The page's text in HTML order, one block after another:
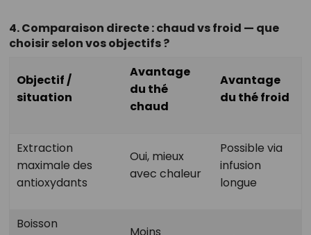
4. Comparaison directe : chaud vs froid — que
choisir selon vos objectifs ?
Objectif /
situation
Avantage
du thé
chaud
Avantage
du thé froid
Extraction
maximale des
antioxydants
Oui, mieux
avec chaleur
Possible via
infusion
longue
Boisson